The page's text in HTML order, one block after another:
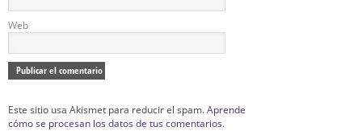
Web
Este sitio usa Akismet para reducir el spam.Aprende
cómo se procesan los datos de tus comentarios.